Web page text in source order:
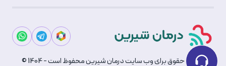
© تمامی حقوق برای وب سایت درمان شیرین محفوظ است - 1404